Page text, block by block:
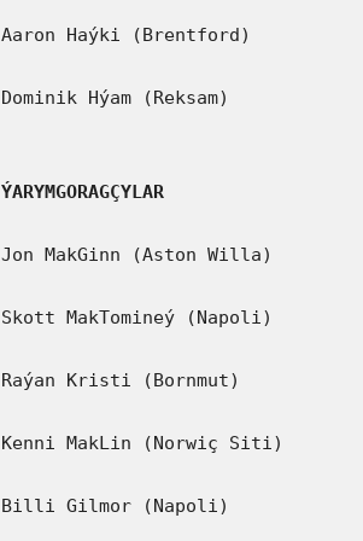
Aaron Haýki (Brentford)
Dominik Hýam (Reksam)
ÝARYMGORAGÇYLAR
Jon MakGinn (Aston Willa)
Skott MakTomineý (Napoli)
Raýan Kristi (Bornmut)
Kenni MakLin (Norwiç Siti)
Billi Gilmor (Napoli)